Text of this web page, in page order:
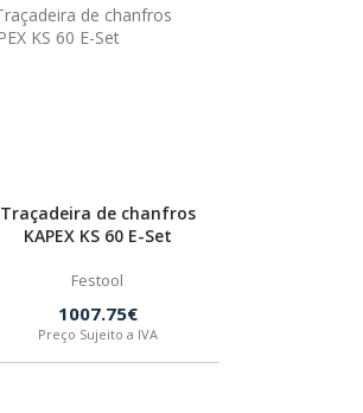
Traçadeira de chanfros
KAPEX KS 60 E-Set
Festool
1007.75€
Preço Sujeito a IVA